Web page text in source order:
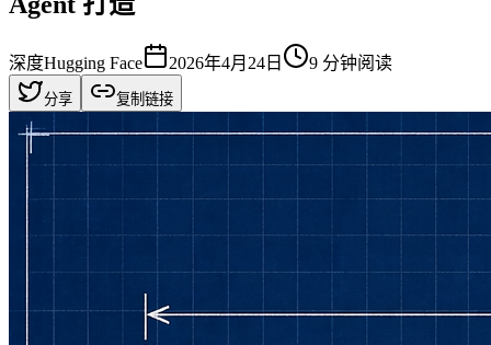
深度Hugging Face 2026年4月24日 9 分钟阅读
分享 复制链接